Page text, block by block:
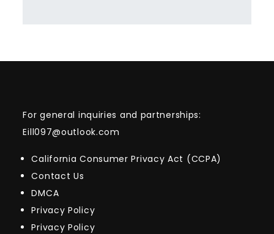
For general inquiries and partnerships:
Eill097@outlook.com
California Consumer Privacy Act (CCPA)
Contact Us
DMCA
Privacy Policy
Privacy Policy